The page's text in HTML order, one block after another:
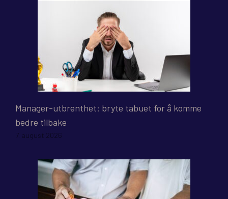
Manager-utbrenthet: bryte tabuet for å komme
bedre tilbake
7. august 2026